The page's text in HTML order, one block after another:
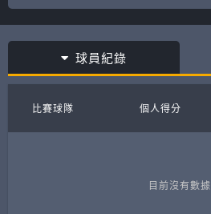
球員紀錄
比賽球隊 個人得分
目前沒有數據